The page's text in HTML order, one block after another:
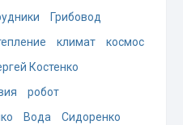
Грибовод
климат
космос
Костенко
робот
Вода
Сидоренко